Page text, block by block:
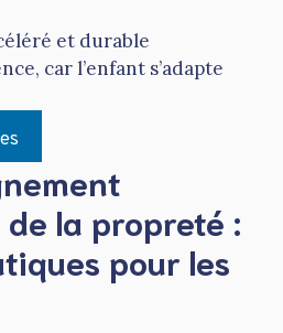
et durable
car l’enfant s’adapte
la propreté :
pour les